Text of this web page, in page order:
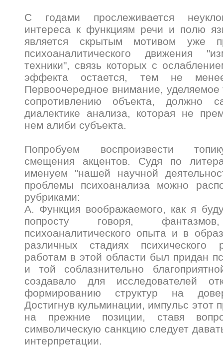
С годами прослеживается
интереса к функциям речи и полю
является скрытым мотивом уже
психоаналитического движения
техники", связь которых с
эффекта остается, тем не
Первоочередное внимание, уделяемое
сопротивлению объекта, должно
диалектике анализа, которая не
нем алиби субъекта.
Попробуем воспроизвести
смещения акцентов. Судя по
именуем "нашей научной
проблемы психоанализа можно
рубриками:
А. Функция воображаемого, как я
попросту говоря,
психоаналитического опыта и в
различных стадиях психического
работам в этой области был придан
и той соблазнительно
создавало для исследователей
формированию структур на
Достигнув кульминации, импульс этот
на прежние позиции, ставя
символическую санкцию следует
интерпретации.